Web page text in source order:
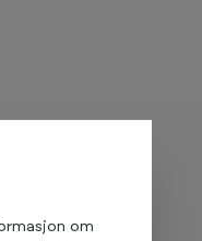
om